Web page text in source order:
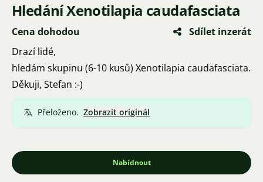
Hledání Xenotilapia caudafasciata
Cena dohodou
Sdílet inzerát
Drazí lidé,
hledám skupinu (6-10 kusů) Xenotilapia caudafasciata.
Děkuji, Stefan :-)
Přeloženo. Zobrazit originál
Nabídnout